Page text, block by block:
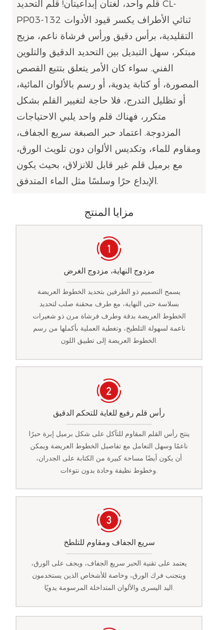
قلم واحد، لغتان إبداعيتان! قلم التحديد CL-
PP03-132 ثنائي الأطراف يكسر قيود الأدوات
التقليدية، برأس دقيق ورأس فرشاة ناعم، مزيج
مبتكر، سهل التبديل بين التحديد الدقيق والتلوين
الفني. سواء كان الأمر يتعلق بتتبع القصص
المصورة، أو كتابة يدوية، أو رسم بالألوان المائية،
أو تظليل التدرج، فلا حاجة لتغيير القلم بشكل
متكرر، فهناك قلم واحد يلبي الاحتياجات
المزدوجة. اعتماد حبر الصبغة سريع الجفاف،
ومقاوم للماء، وتكديس الألوان دون تلويث الورق،
مع برميل قلم غير قابل للانزلاق، بحيث يكون
الإبداع حرًا وسلسًا مثل الماء المتدفق.
مزايا المنتج
مزدوج النهاية، مزدوج الغرض
يسمح التصميم ذو الطرفين بتحديد الخطوط العريضة
بسلاسة حتى النهاية، مع طرف محقنة صلب لتحديد
الخطوط العريضة بدقة وطرف فرشاة مرن ذو شعيرات
ناعمة لسهولة التلطيخ، وتغطية العملية بأكملها من رسم
الخطوط العريضة إلى تطبيق اللون.
رأس قلم رفيع للغاية للتحكم الدقيق
ينتج رأس القلم المقاوم للتآكل على شكل برميل إبرة حبرًا
ناعمًا وسهل التعامل مع تفاصيل الخطوط العريضة ويمكن
أن يكون أيضًا مساحة كبيرة من الكتابة على الجدران،
وخطوط نظيفة وحادة بدون نتوءات.
سريع الجفاف ومقاوم للتلطخ
يعتمد على تقنية الحبر سريع الجفاف، ويجف على الورق،
ويتجنب فرك الورق، وخاصة للأشخاص الذين يستخدمون
اليد اليسرى والألوان المتداخلة المرسومة يدويًا.